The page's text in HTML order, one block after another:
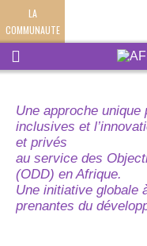
LA
COMMUNAUTE
Une approche
inclusives et
et privés
au service des
(ODD) en Afrique.
Une initiative globale
prenantes du